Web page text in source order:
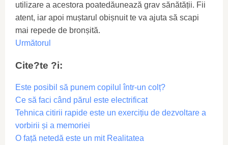
utilizare a acestora poatedăunează grav sănătății. Fii
atent, iar apoi muștarul obișnuit te va ajuta să scapi
mai repede de bronșită.
Următorul
Cite?te ?i:
Este posibil să punem copilul într-un colț?
Ce să faci când părul este electrificat
Tehnica citirii rapide este un exercițiu de dezvoltare a
vorbirii și a memoriei
O față netedă este un mit Realitatea